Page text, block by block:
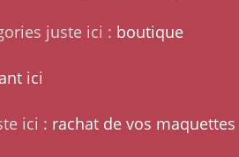
juste ici : boutique
ici
ici : rachat de vos maquettes